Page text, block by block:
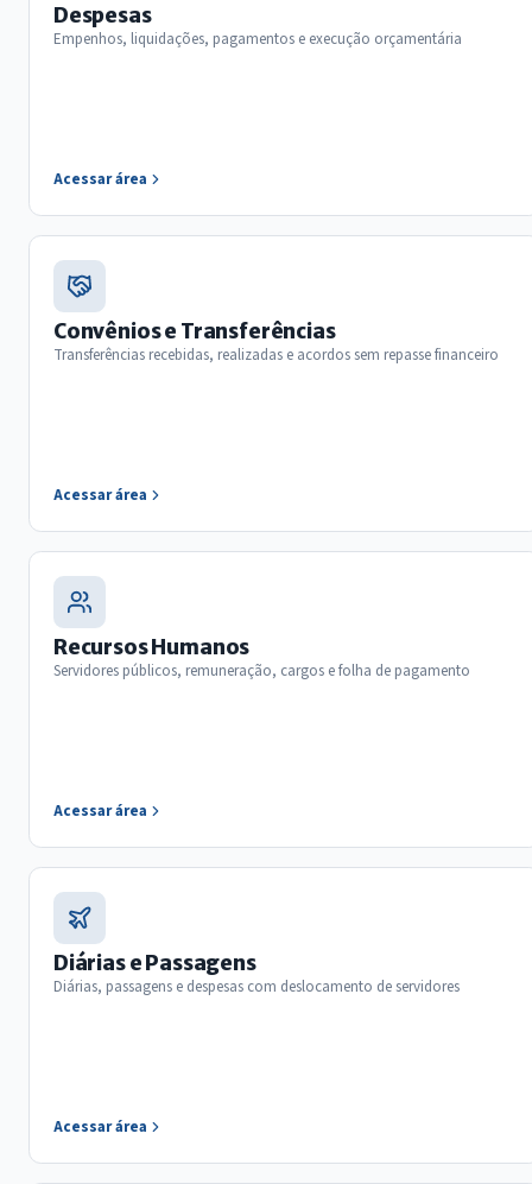
Despesas
Empenhos, liquidações, pagamentos e execução orçamentária
Acessar área
Convênios e Transferências
Transferências recebidas, realizadas e acordos sem repasse financeiro
Acessar área
Recursos Humanos
Servidores públicos, remuneração, cargos e folha de pagamento
Acessar área
Diárias e Passagens
Diárias, passagens e despesas com deslocamento de servidores
Acessar área